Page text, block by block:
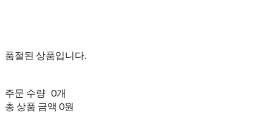
품절된 상품입니다.
주문 수량 0개
총 상품 금액 0원